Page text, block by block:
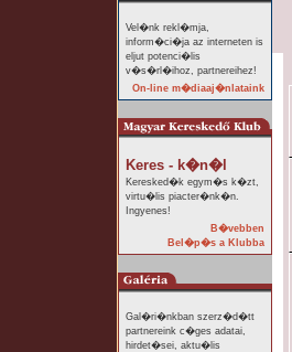
Vel�nk rekl�mja,
inform�ci�ja az interneten is
eljut potenci�lis
v�s�rl�ihoz, partnereihez!
On-line m�diaaj�nlataink
Keres - k�n�l
Keresked�k egym�s k�zt,
virtu�lis piacter�nk�n.
Ingyenes!
B�vebben
Bel�p�s a Klubba
Gal�ri�nkban szerz�d�tt
partnereink c�ges adatai,
hirdet�sei, aktu�lis